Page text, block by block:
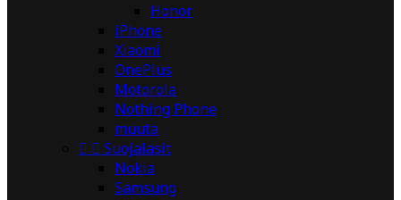
Honor
iPhone
Xiaomi
OnePlus
Motorola
Nothing Phone
muuta
  Suojalasit
Nokia
Samsung